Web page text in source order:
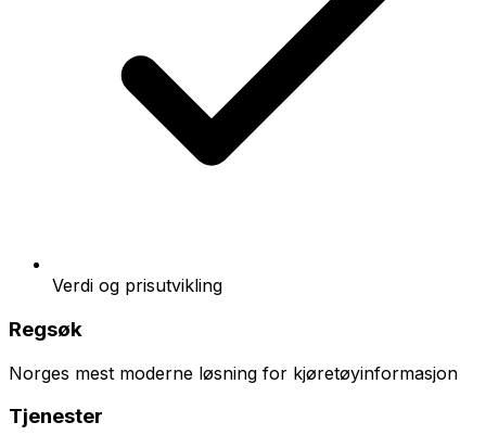
Verdi og prisutvikling
Regsøk
Norges mest moderne løsning for kjøretøyinformasjon
Tjenester